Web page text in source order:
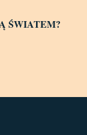
ŚWIATEM?